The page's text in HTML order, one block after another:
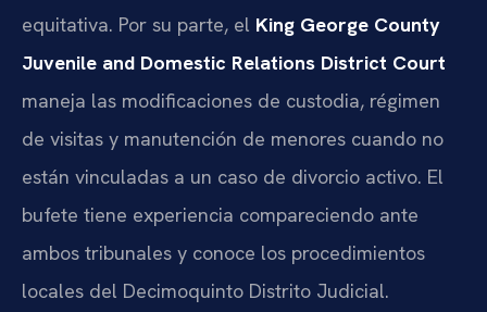
equitativa. Por su parte, el King George County
Juvenile and Domestic Relations District Court
maneja las modificaciones de custodia, régimen
de visitas y manutención de menores cuando no
están vinculadas a un caso de divorcio activo. El
bufete tiene experiencia compareciendo ante
ambos tribunales y conoce los procedimientos
locales del Decimoquinto Distrito Judicial.